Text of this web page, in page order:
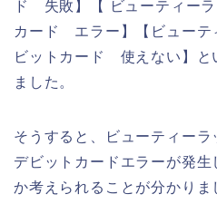
ド 失敗】【 ビューティー
カード エラー】【ビューテ
ビットカード 使えない】と
ました。
そうすると、ビューティー
デビットカードエラーが発
か考えられることが分かりま